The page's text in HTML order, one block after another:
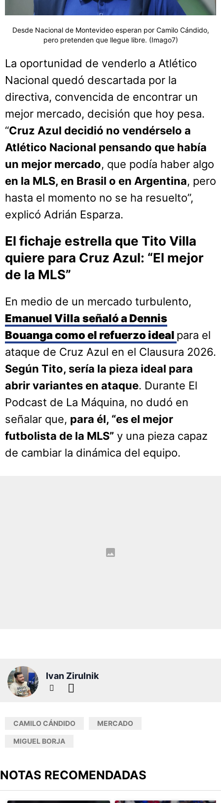
Desde Nacional de Montevideo esperan por Camilo Cándido,
pero pretenden que llegue libre. (Imago7)
La oportunidad de venderlo a Atlético
Nacional quedó descartada por la
directiva, convencida de encontrar un
mejor mercado, decisión que hoy pesa.
“Cruz Azul decidió no vendérselo a
Atlético Nacional pensando que había
un mejor mercado, que podía haber algo
en la MLS, en Brasil o en Argentina, pero
hasta el momento no se ha resuelto”,
explicó Adrián Esparza.
El fichaje estrella que Tito Villa
quiere para Cruz Azul: “El mejor
de la MLS”
En medio de un mercado turbulento,
Emanuel Villa señaló a Dennis
Bouanga como el refuerzo ideal para el
ataque de Cruz Azul en el Clausura 2026.
Según Tito, sería la pieza ideal para
abrir variantes en ataque. Durante El
Podcast de La Máquina, no dudó en
señalar que, para él, “es el mejor
futbolista de la MLS” y una pieza capaz
de cambiar la dinámica del equipo.
Ivan Zirulnik
CAMILO CÁNDIDO MERCADO
MIGUEL BORJA
NOTAS RECOMENDADAS